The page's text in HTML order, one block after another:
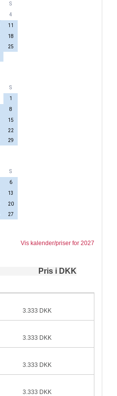
S
4
11
18
25
S
1
8
15
22
29
S
6
13
20
27
Vis kalender/priser for 2027
Pris i DKK
3.333 DKK
3.333 DKK
3.333 DKK
3.333 DKK